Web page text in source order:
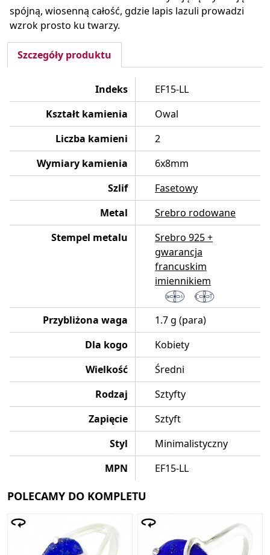
spójną, wiosenną całość, gdzie lapis lazuli prowadzi
wzrok prosto ku twarzy.
Szczegóły produktu
Indeks
EF15-LL
Kształt kamienia
Owal
Liczba kamieni
2
Wymiary kamienia
6x8mm
Szlif
Fasetowy
Metal
Srebro rodowane
Stempel metalu
Srebro 925 +
gwarancja
francuskim
imiennikiem
Przybliżona waga
1.7 g (para)
Dla kogo
Kobiety
Wielkość
Średni
Rodzaj
Sztyfty
Zapięcie
Sztyft
Styl
Minimalistyczny
MPN
EF15-LL
POLECAMY DO KOMPLETU